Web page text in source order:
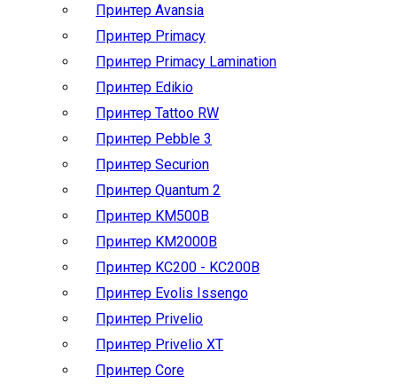
Принтер Avansia
Принтер Primacy
Принтер Primacy Lamination
Принтер Edikio
Принтер Tattoo RW
Принтер Pebble 3
Принтер Securion
Принтер Quantum 2
Принтер KM500B
Принтер KM2000B
Принтер KC200 - KC200B
Принтер Evolis Issengo
Принтер Privelio
Принтер Privelio XT
Принтер Core